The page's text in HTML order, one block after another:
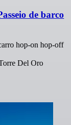
de barco
hop-on hop-off
Del Oro